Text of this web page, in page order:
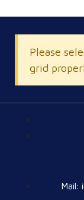
Please
grid
Mail: